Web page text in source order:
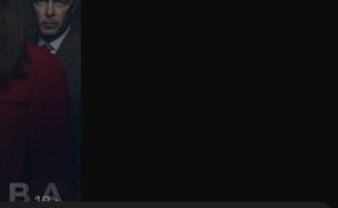
18+